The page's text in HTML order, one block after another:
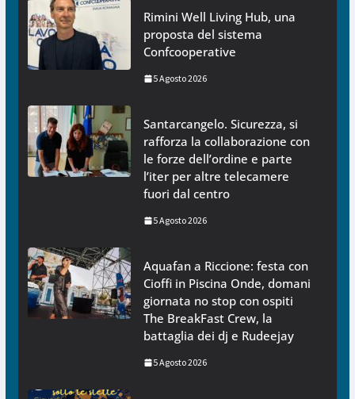
Rimini Well Living Hub, una
proposta del sistema
Confcooperative
5 Agosto 2026
Santarcangelo. Sicurezza, si
rafforza la collaborazione con
le forze dell’ordine e parte
l’iter per altre telecamere
fuori dal centro
5 Agosto 2026
Aquafan a Riccione: festa con
Cioffi in Piscina Onde, domani
giornata no stop con ospiti
The BreakFast Crew, la
battaglia dei dj e Rudeejay
5 Agosto 2026